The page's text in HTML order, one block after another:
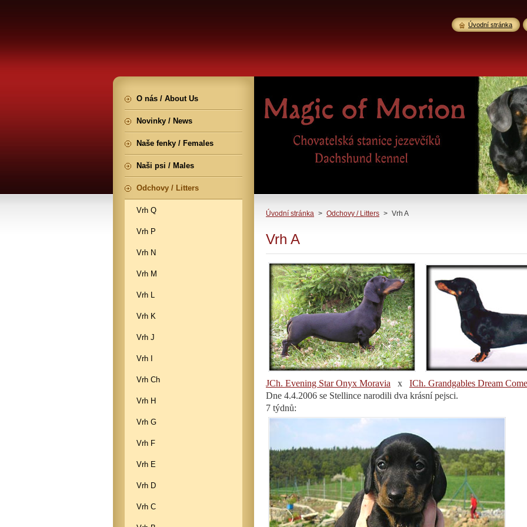
Úvodní stránka > Odchovy / Litters > Vrh A
Vrh A
JCh. Evening Star Onyx Moravia x ICh. Grandgables Dream
Dne 4.4.2006 se Stellince narodili dva krásní pejsci.
7 týdnů:
O nás / About Us
Novinky / News
Naše fenky / Females
Naši psi / Males
Odchovy / Litters
Vrh Q
Vrh P
Vrh N
Vrh M
Vrh L
Vrh K
Vrh J
Vrh I
Vrh Ch
Vrh H
Vrh G
Vrh F
Vrh E
Vrh D
Vrh C
Úvodní stránka